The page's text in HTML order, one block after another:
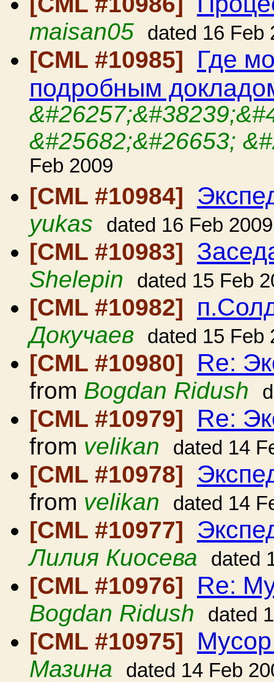
maisan05 dated 16 Feb
[CML #10985] Где
подробным
&#25682;&#26653;
Feb 2009
[CML #10984]
yukas dated 16 Feb 2009
[CML #10983]
Shelepin dated 15 Feb
[CML #10982]
Докучаев dated 15 Feb
[CML #10980] Re:
from Bogdan Ridush
[CML #10979] Re:
from velikan dated 14
[CML #10978]
from velikan dated 14
[CML #10977]
Лилия Киосева dated
[CML #10976] Re:
Bogdan Ridush dated
[CML #10975]
Мазина dated 14 Feb